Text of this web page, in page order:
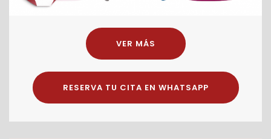
VER MÁS
RESERVA TU CITA EN WHATSAPP